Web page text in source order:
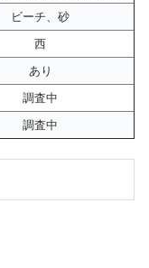
ビーチ、砂
西
あり
調査中
調査中